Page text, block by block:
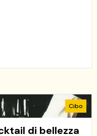
Cibo
di bellezza